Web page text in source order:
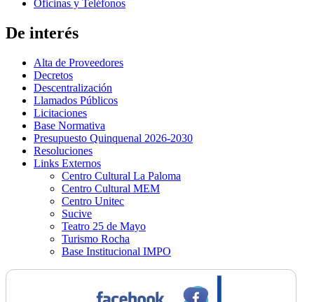
Oficinas y Teléfonos
De interés
Alta de Proveedores
Decretos
Descentralización
Llamados Públicos
Licitaciones
Base Normativa
Presupuesto Quinquenal 2026-2030
Resoluciones
Links Externos
Centro Cultural La Paloma
Centro Cultural MEM
Centro Unitec
Sucive
Teatro 25 de Mayo
Turismo Rocha
Base Institucional IMPO